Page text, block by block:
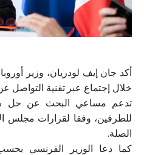
أكد جان إيف لودريان، وزير
خلال إجتماع عبر تقنية التواصل
تدعم مساعي البحث عن حل
للطرفين، وفقا لقرارات مجلس
الصلة.
كما دعا الوزير الفرنسي